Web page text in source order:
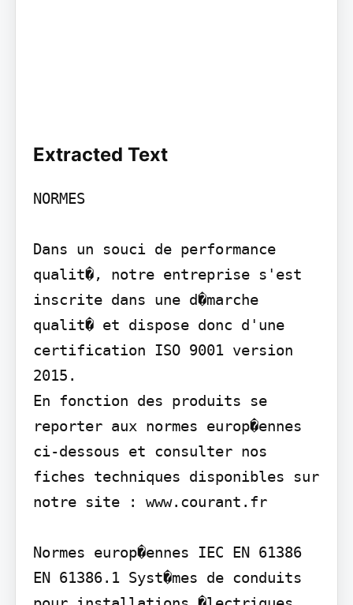
Extracted Text
NORMES
Dans un souci de performance
qualit�, notre entreprise s'est
inscrite dans une d�marche
qualit� et dispose donc d'une
certification ISO 9001 version
2015.
En fonction des produits se
reporter aux normes europ�ennes
ci-dessous et consulter nos
fiches techniques disponibles sur
notre site : www.courant.fr
Normes europ�ennes IEC EN 61386
EN 61386.1 Syst�mes de conduits